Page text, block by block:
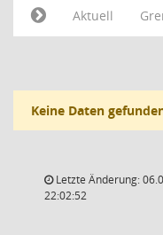
Aktuell
Keine Daten
Letzte Änderung:
22:02:52